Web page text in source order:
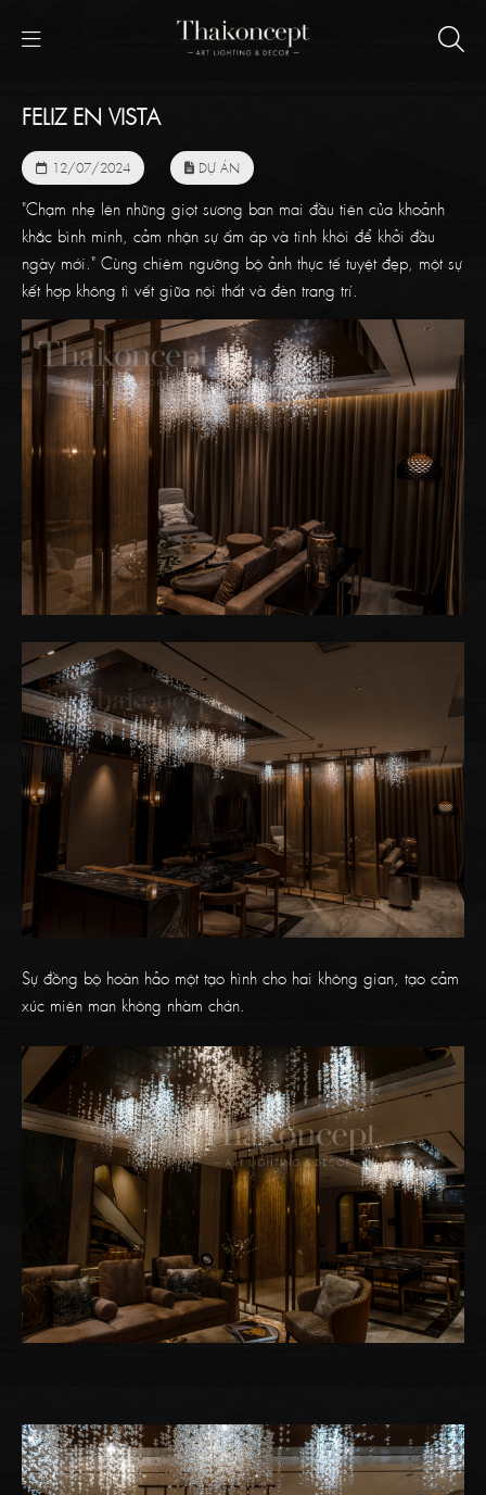
FELIZ EN VISTA
12/07/2024 DỰ ÁN
"Chạm nhẹ lên những giọt sương ban mai đầu tiên của khoảnh
khắc bình minh, cảm nhận sự ấm áp và tinh khôi để khởi đầu
ngày mới." Cùng chiêm ngưỡng bộ ảnh thực tế tuyệt đẹp, một sự
kết hợp không tì vết giữa nội thất và đèn trang trí.
Sự đồng bộ hoàn hảo một tạo hình cho hai không gian, tạo cảm
xúc miên man không nhàm chán.